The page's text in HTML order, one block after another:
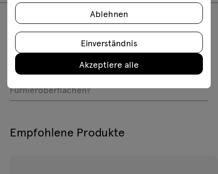
FAQ
Was ist der Unterschied zwischen Fenix- und
Furnieroberflächen?
Empfohlene Produkte
Ablehnen
Einverständnis
Akzeptiere alle